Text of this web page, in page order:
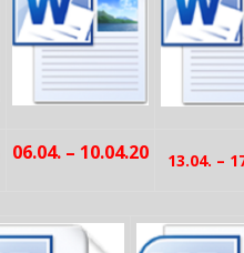
06.04. – 10.04.20 13.04. –